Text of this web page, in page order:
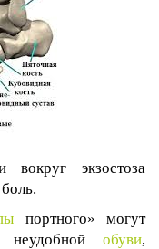
вокруг экзостоза
портного» могут
неудобной обуви,